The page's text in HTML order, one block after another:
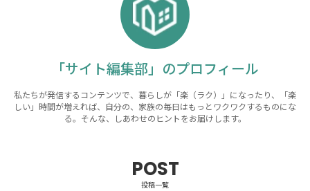
「サイト編集部」のプロフィール
私たちが発信するコンテンツで、 暮らしが「楽（ラク）」になったり、「楽
しい」時間が増えれば、 自分の、家族の毎日はもっとワクワクするものにな
る。そんな、しあわせのヒントをお届けします。
POST
投稿一覧